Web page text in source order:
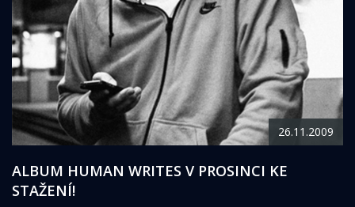
26.11.2009
ALBUM HUMAN WRITES V PROSINCI KE
STAŽENÍ!